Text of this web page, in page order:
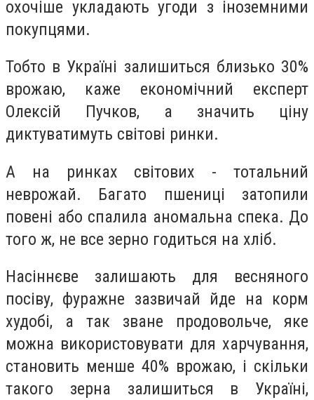
охочіше укладають угоди з іноземними
покупцями.
Тобто в Україні залишиться близько 30%
врожаю, каже економічний експерт
Олексій Пучков, а значить ціну
диктуватимуть світові ринки.
А на ринках світових - тотальний
неврожай. Багато пшениці затопили
повені або спалила аномальна спека. До
того ж, не все зерно годиться на хліб.
Насіннєве залишають для весняного
посіву, фуражне зазвичай йде на корм
худобі, а так зване продовольче, яке
можна використовувати для харчування,
становить менше 40% врожаю, і скільки
такого зерна залишиться в Україні,